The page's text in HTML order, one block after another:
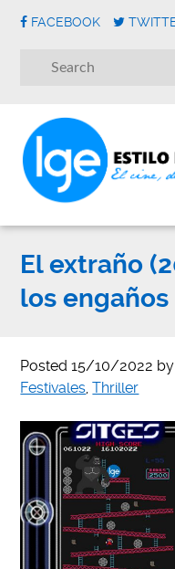
FACEBOOK
El extraño
los engaños
Posted15/10/2022
Festivales,Thriller